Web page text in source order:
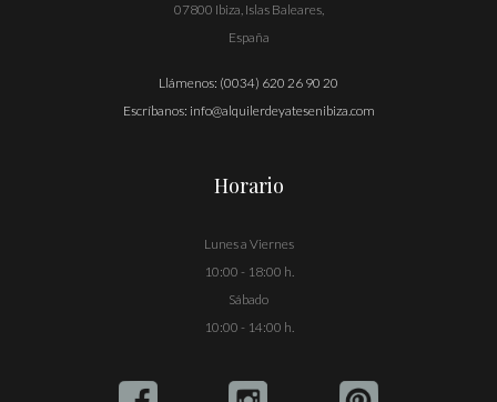
07800 Ibiza, Islas Baleares,
España
Llámenos: (0034) 620 26 90 20
Escríbanos: info@alquilerdeyatesenibiza.com
Horario
Lunes a Viernes
10:00 - 18:00 h.
Sábado
10:00 - 14:00 h.